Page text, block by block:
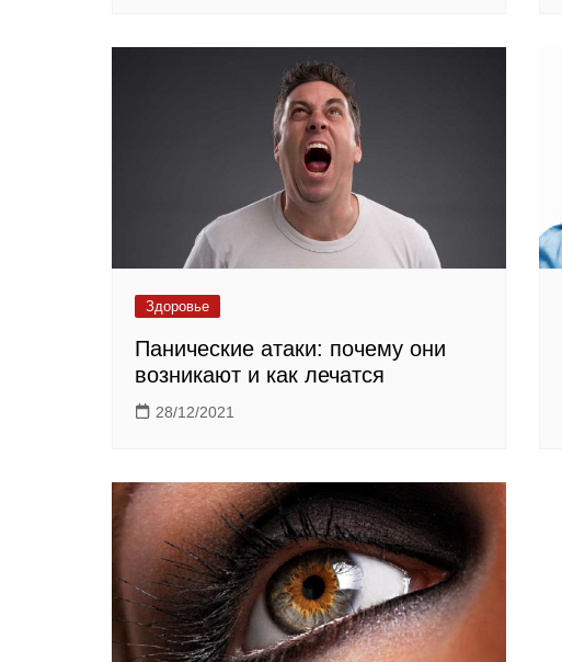
Здоровье
Панические атаки: почему они
возникают и как лечатся
28/12/2021